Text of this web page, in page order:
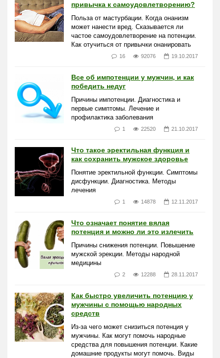
привычка к самоудовлетворению?
Польза от мастурбации. Когда онанизм
может нанести вред. Сказывается ли
частое самоудовлетворение на потенции.
Как отучиться от привычки онанировать
16 92076 19.10.2017
Все об импотенции у мужчин, и как
победить недуг
Причины импотенции. Диагностика и
первые симптомы. Лечение и
профилактика заболевания
1 22520 21.10.2017
Что такое эректильная функция и
как сохранить мужское здоровье
Понятие эректильной функции. Симптомы
дисфункции. Диагностика. Методы
лечения
1 14878 12.11.2017
Что означает понятие вялая
потенция и можно ли это излечить
Причины снижения потенции. Повышение
мужской эрекции. Методы народной
медицины
2 12288 28.11.2017
Как быстро увеличить потенцию у
мужчины с помощью народных
средств
Из-за чего может снизиться потенция у
мужчины. Как могут помочь народные
средства для повышения потенции. Какие
домашние продукты могут помочь. Виды